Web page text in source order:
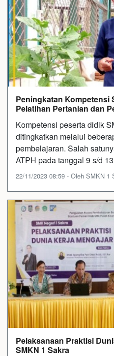
Peningkatan Kompetensi
Pelatihan Pertanian dan
Kompetensi peserta didik
ditingkatkan melalui
pembelajaran. Salah
ATPH pada tanggal 9 s/d
22/11/2023 08:59 - Oleh SMKN 1
Pelaksanaan Praktisi
SMKN 1 Sakra